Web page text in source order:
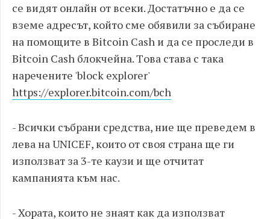
се видят онлайн от всеки. Достатъчно е да се
вземе адресът, който сме обявили за събиране
на помощите в Bitcoin Cash и да се проследи в
Bitcoin Cash блокчейна. Tова става с така
наречените 'block explorer'
https://explorer.bitcoin.com/bch
- Всички събрани средства, ние ще преведем в
лева на UNICEF, които от своя страна ще ги
използват за 3-те каузи и ще отчитат
кампанията към нас.
- Хората, които не знаят как да използват